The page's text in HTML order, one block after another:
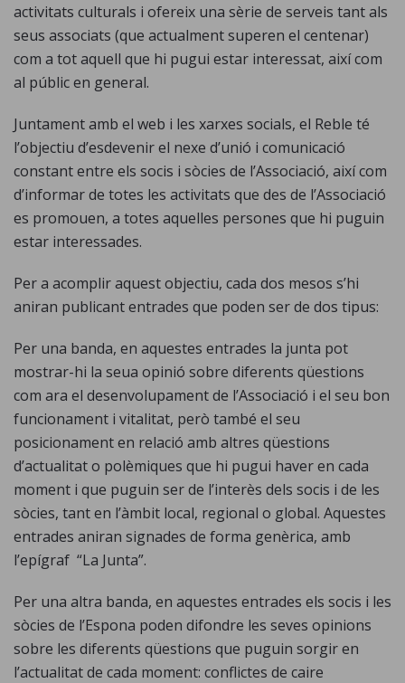
activitats culturals i ofereix una sèrie de serveis tant als
seus associats (que actualment superen el centenar)
com a tot aquell que hi pugui estar interessat, així com
al públic en general.
Juntament amb el web i les xarxes socials, el Reble té
l’objectiu d’esdevenir el nexe d’unió i comunicació
constant entre els socis i sòcies de l’Associació, així com
d’informar de totes les activitats que des de l’Associació
es promouen, a totes aquelles persones que hi puguin
estar interessades.
Per a acomplir aquest objectiu, cada dos mesos s’hi
aniran publicant entrades que poden ser de dos tipus:
Per una banda, en aquestes entrades la junta pot
mostrar-hi la seua opinió sobre diferents qüestions
com ara el desenvolupament de l’Associació i el seu bon
funcionament i vitalitat, però també el seu
posicionament en relació amb altres qüestions
d’actualitat o polèmiques que hi pugui haver en cada
moment i que puguin ser de l’interès dels socis i de les
sòcies, tant en l’àmbit local, regional o global. Aquestes
entrades aniran signades de forma genèrica, amb
l’epígraf “La Junta”.
Per una altra banda, en aquestes entrades els socis i les
sòcies de l’Espona poden difondre les seves opinions
sobre les diferents qüestions que puguin sorgir en
l’actualitat de cada moment: conflictes de caire